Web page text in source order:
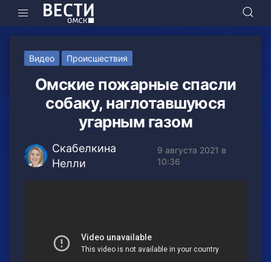
Видео Происшествия
Омские пожарные спасли
собаку, наглотавшуюся
угарным газом
Скабелкина
Нелли
9 августа 2021 в
10:36